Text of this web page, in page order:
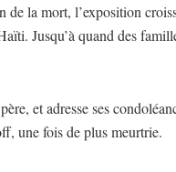
de la mort, l’exposition
Jusqu’à quand des
et adresse ses
une fois de plus meurtrie.